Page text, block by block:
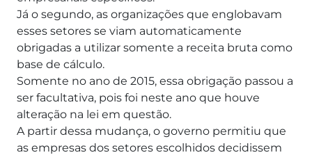
Já o segundo, as organizações que englobavam
esses setores se viam automaticamente
obrigadas a utilizar somente a receita bruta como
base de cálculo.
Somente no ano de 2015, essa obrigação passou a
ser facultativa, pois foi neste ano que houve
alteração na lei em questão.
A partir dessa mudança, o governo permitiu que
as empresas dos setores escolhidos decidissem